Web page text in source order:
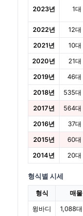
2023년 1대
2022년 12대
2021년
10대
2020년
21대
2019년
46대
2018년
535대
2017년
564대
2016년
37대
2015년
60대
2014년
20대
형식별 시세
형식 매물
윙바디
1,088대